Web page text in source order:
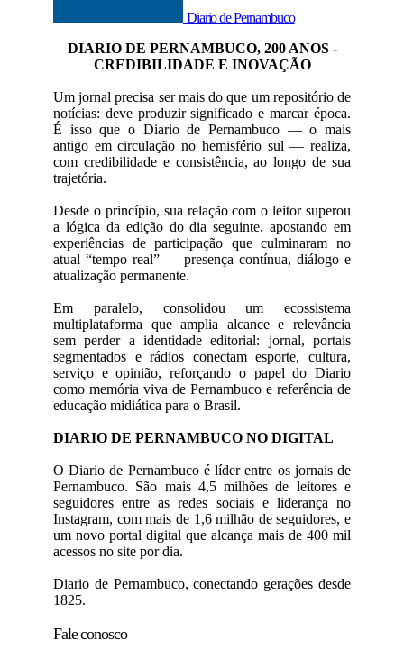
Diario de Pernambuco
DIARIO DE PERNAMBUCO, 200 ANOS -
CREDIBILIDADE E INOVAÇÃO
Um jornal precisa ser mais do que um repositório de
notícias: deve produzir significado e marcar época.
É isso que o Diario de Pernambuco — o mais
antigo em circulação no hemisfério sul — realiza,
com credibilidade e consistência, ao longo de sua
trajetória.
Desde o princípio, sua relação com o leitor superou
a lógica da edição do dia seguinte, apostando em
experiências de participação que culminaram no
atual “tempo real” — presença contínua, diálogo e
atualização permanente.
Em paralelo, consolidou um ecossistema
multiplataforma que amplia alcance e relevância
sem perder a identidade editorial: jornal, portais
segmentados e rádios conectam esporte, cultura,
serviço e opinião, reforçando o papel do Diario
como memória viva de Pernambuco e referência de
educação midiática para o Brasil.
DIARIO DE PERNAMBUCO NO DIGITAL
O Diario de Pernambuco é líder entre os jornais de
Pernambuco. São mais 4,5 milhões de leitores e
seguidores entre as redes sociais e liderança no
Instagram, com mais de 1,6 milhão de seguidores, e
um novo portal digital que alcança mais de 400 mil
acessos no site por dia.
Diario de Pernambuco, conectando gerações desde
1825.
Fale conosco